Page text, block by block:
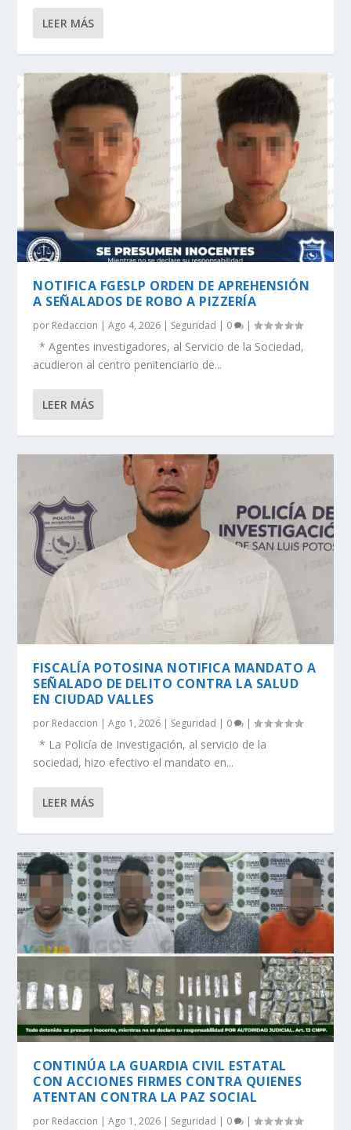
LEER MÁS
NOTIFICA FGESLP ORDEN DE APREHENSIÓN
A SEÑALADOS DE ROBO A PIZZERÍA
por Redaccion |Ago 4, 2026 Seguridad 0 |
* Agentes investigadores, al Servicio de la Sociedad,
acudieron al centro penitenciario de...
LEER MÁS
FISCALÍA POTOSINA NOTIFICA MANDATO A
SEÑALADO DE DELITO CONTRA LA SALUD
EN CIUDAD VALLES
por Redaccion |Ago 1, 2026 | Seguridad | 0 |
* La Policía de Investigación, al servicio de la
sociedad, hizo efectivo el mandato en...
LEER MÁS
CONTINÚA LA GUARDIA CIVIL ESTATAL
CON ACCIONES FIRMES CONTRA QUIENES
ATENTAN CONTRA LA PAZ SOCIAL
por Redaccion |Ago 1, 2026 | Seguridad | 0 |